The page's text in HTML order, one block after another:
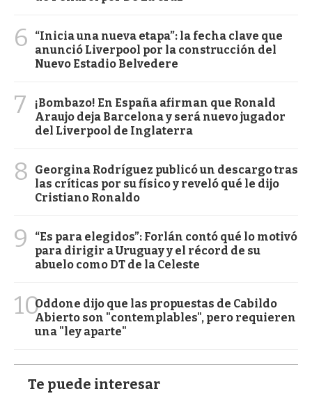
6
“Inicia una nueva etapa”: la fecha clave que
anunció Liverpool por la construcción del
Nuevo Estadio Belvedere
7
¡Bombazo! En España afirman que Ronald
Araujo deja Barcelona y será nuevo jugador
del Liverpool de Inglaterra
8
Georgina Rodríguez publicó un descargo tras
las críticas por su físico y reveló qué le dijo
Cristiano Ronaldo
9
“Es para elegidos”: Forlán contó qué lo motivó
para dirigir a Uruguay y el récord de su
abuelo como DT de la Celeste
10Oddone dijo que las propuestas de Cabildo
Abierto son "contemplables", pero requieren
una "ley aparte"
Te puede interesar